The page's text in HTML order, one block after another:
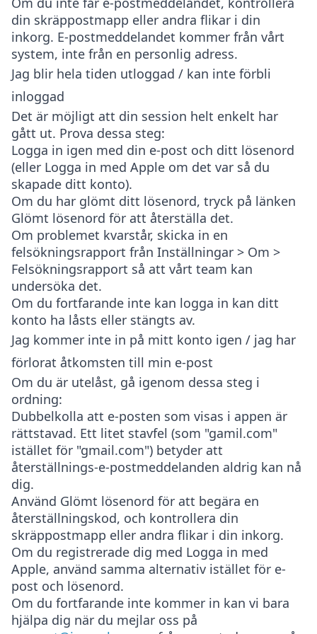
din skräppostmapp eller andra flikar i din
inkorg. E-postmeddelandet kommer från vårt
system, inte från en personlig adress.
Jag blir hela tiden utloggad / kan inte förbli
inloggad
Det är möjligt att din session helt enkelt har
gått ut. Prova dessa steg:
Logga in igen med din e-post och ditt lösenord
(eller Logga in med Apple om det var så du
skapade ditt konto).
Om du har glömt ditt lösenord, tryck på länken
Glömt lösenord för att återställa det.
Om problemet kvarstår, skicka in en
felsökningsrapport från Inställningar > Om >
Felsökningsrapport så att vårt team kan
undersöka det.
Om du fortfarande inte kan logga in kan ditt
konto ha låsts eller stängts av.
Jag kommer inte in på mitt konto igen / jag har
förlorat åtkomsten till min e-post
Om du är utelåst, gå igenom dessa steg i
ordning:
Dubbelkolla att e-posten som visas i appen är
rättstavad. Ett litet stavfel (som "gamil.com"
istället för "gmail.com") betyder att
återställnings-e-postmeddelanden aldrig kan nå
dig.
Använd Glömt lösenord för att begära en
återställningskod, och kontrollera din
skräppostmapp eller andra flikar i din inkorg.
Om du registrerade dig med Logga in med
Apple, använd samma alternativ istället för e-
post och lösenord.
Om du fortfarande inte kommer in kan vi bara
hjälpa dig när du mejlar oss på